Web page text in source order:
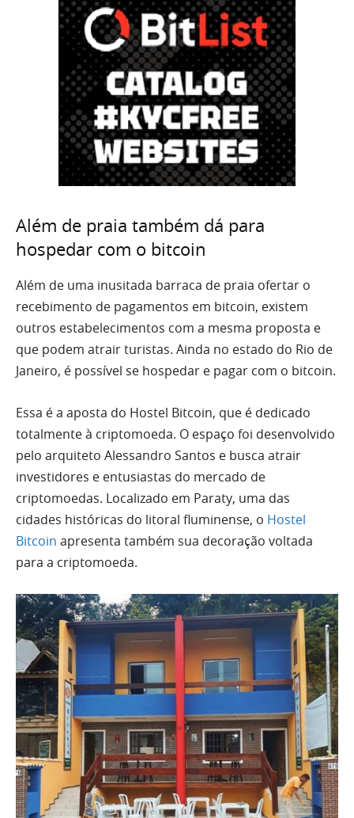
Além de praia também dá para
hospedar com o bitcoin
Além de uma inusitada barraca de praia ofertar o
recebimento de pagamentos em bitcoin, existem
outros estabelecimentos com a mesma proposta e
que podem atrair turistas. Ainda no estado do Rio de
Janeiro, é possível se hospedar e pagar com o bitcoin.
Essa é a aposta do Hostel Bitcoin, que é dedicado
totalmente à criptomoeda. O espaço foi desenvolvido
pelo arquiteto Alessandro Santos e busca atrair
investidores e entusiastas do mercado de
criptomoedas. Localizado em Paraty, uma das
cidades históricas do litoral fluminense, o Hostel
Bitcoin apresenta também sua decoração voltada
para a criptomoeda.